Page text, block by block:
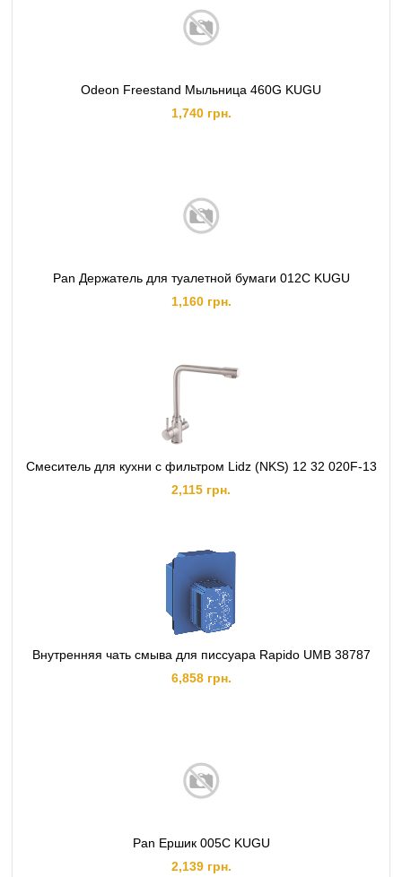
Odeon Freestand Мыльница 460G KUGU
1,740 грн.
Pan Держатель для туалетной бумаги 012C KUGU
1,160 грн.
Смеситель для кухни с фильтром Lidz (NKS) 12 32 020F-13
2,115 грн.
Внутренняя чать смыва для писсуара Rapido UMB 38787
6,858 грн.
Pan Ершик 005C KUGU
2,139 грн.